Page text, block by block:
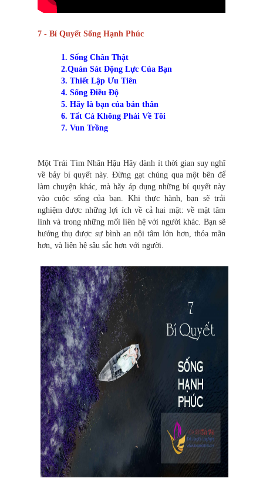
7 - Bí Quyết Sống Hạnh Phúc
1. Sống Chân Thật
2.Quán Sát Động Lực Của Bạn
3. Thiết Lập Ưu Tiên
4. Sống Điều Độ
5. Hãy là bạn của bản thân
6. Tất Cả Không Phải Về Tôi
7. Vun Trồng
Một Trái Tim Nhân Hậu Hãy dành ít thời gian suy nghĩ
về bảy bí quyết này. Đừng gạt chúng qua một bên để
làm chuyện khác, mà hãy áp dụng những bí quyết này
vào cuộc sống của bạn. Khi thực hành, bạn sẽ trải
nghiệm được những lợi ích về cả hai mặt: về mặt tâm
linh và trong những mối liên hệ với người khác. Bạn sẽ
hưởng thụ được sự bình an nội tâm lớn hơn, thỏa mãn
hơn, và liên hệ sâu sắc hơn với người.